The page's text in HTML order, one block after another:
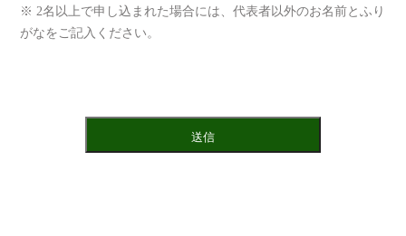
※ 2名以上で申し込まれた場合には、代表者以外のお名前とふり
がなをご記入ください。